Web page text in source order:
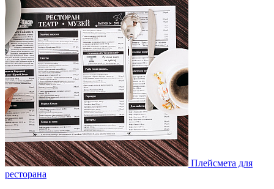
Плейсмета для
ресторана